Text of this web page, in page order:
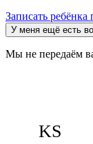
Записать
У меня ещё есть
Мы не передаём
KS